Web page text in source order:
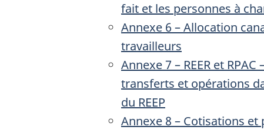
fait et les personnes à
Annexe 6 – Allocation
travailleurs
Annexe 7 – REER et
transferts et opérations
du REEP
Annexe 8 – Cotisations